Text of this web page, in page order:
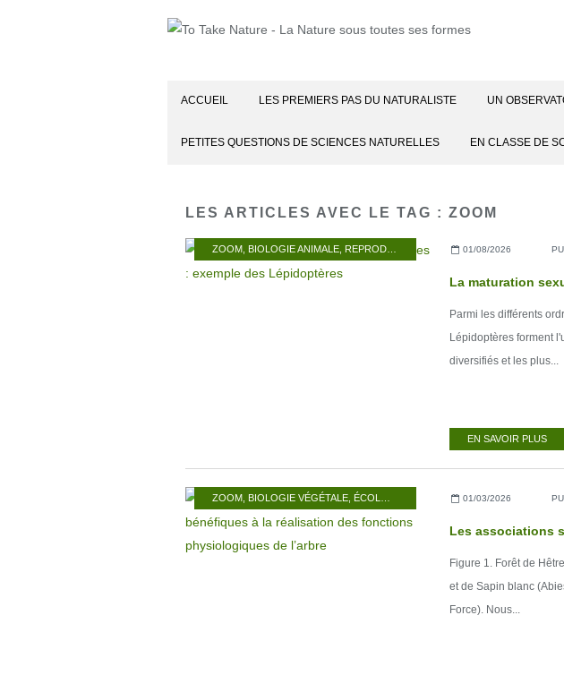
ACCUEIL LES PREMIERS PAS DU NATURALISTE UN
PETITES QUESTIONS DE SCIENCES NATURELLES EN CLASSE DE
LES ARTICLES AVEC LE TAG : ZOOM
ZOOM BIOLOGIE ANIMALE REPRODUCTION 01/08/2026
Parmi les différents
Lépidoptères forment
diversifiés et les plus...
EN SAVOIR PLUS
ZOOM BIOLOGIE VÉGÉTALE ÉCOLOGIE 01/03/2026
Figure 1. Forêt de
et de Sapin blanc
Force). Nous...